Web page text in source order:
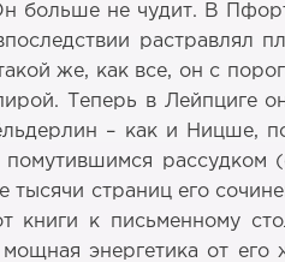
больше не чудит. В
растравлял
же, как все, он с
Теперь в Лейпциге
– как и Ницше,
рассудком
страниц его
к письменному
мощная энергетика от